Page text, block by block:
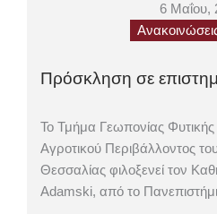
6 Μαΐου,
Πρόσκληση σε
Το Τμήμα Γεωπονίας
Αγροτικού Περιβάλλοντος
Θεσσαλίας φιλοξενεί τον
Adamski, από το